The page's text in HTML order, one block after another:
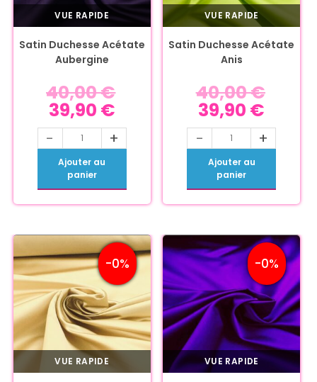
VUE RAPIDE
Satin Duchesse Acétate
Aubergine
40,00€
39,90 €
- +
Ajouter au
panier
VUE RAPIDE
Satin Duchesse Acétate
Anis
40,00€
39,90 €
- +
Ajouter au
panier
-0%
VUE RAPIDE
-0%
VUE RAPIDE